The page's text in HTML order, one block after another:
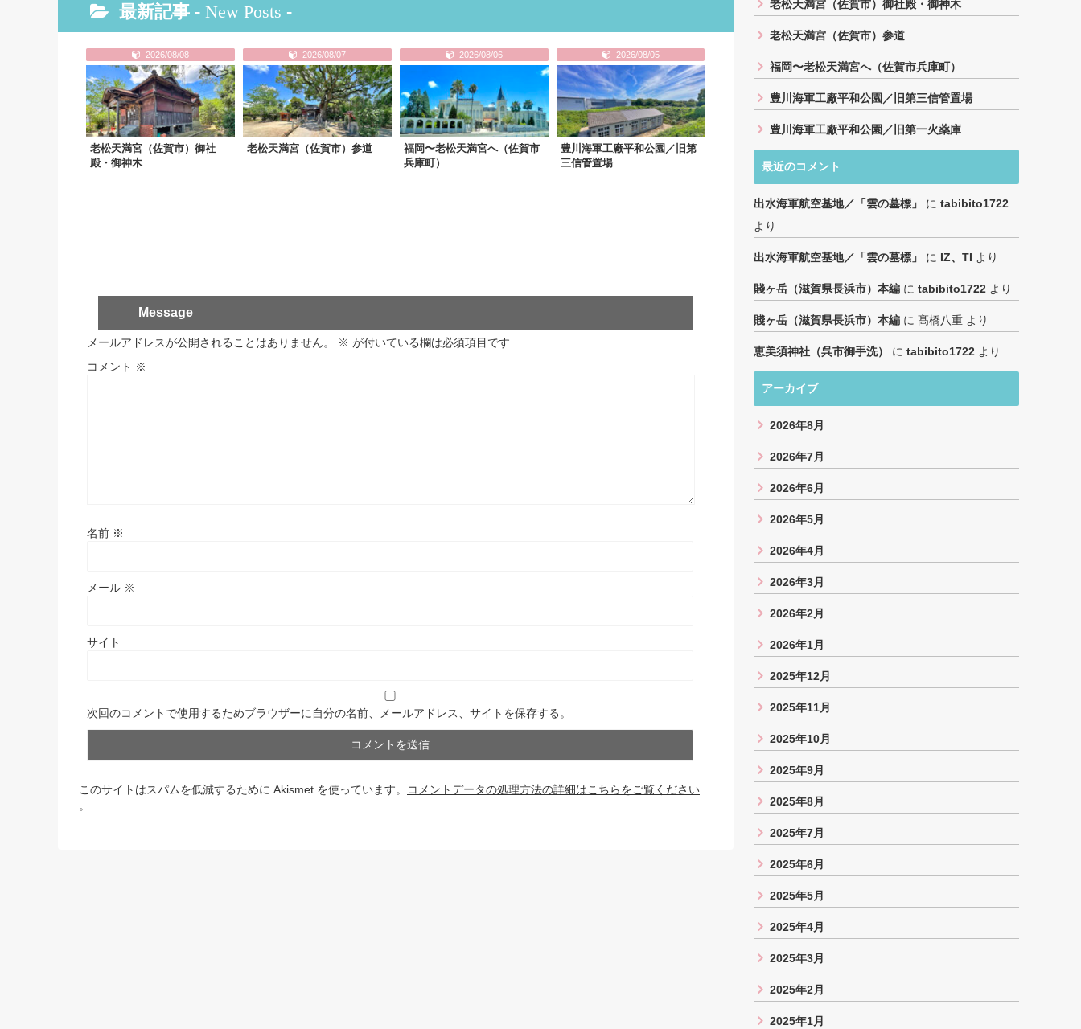
最新記事 - New Posts -
2026/08/08
老松天満宮（佐賀市）御社
殿・御神木
2026/08/07
老松天満宮（佐賀市）参道
2026/08/06
福岡〜老松天満宮へ（佐賀市
兵庫町）
2026/08/05
豊川海軍工廠平和公園／旧第
三信管置場
Message
メールアドレスが公開されることはありません。 ※ が付いている欄は必須項目です
コメント ※
名前 ※
メール ※
サイト
次回のコメントで使用するためブラウザーに自分の名前、メールアドレス、サイトを保存する。
このサイトはスパムを低減するために Akismet を使っています。
コメントデータの処理方法の詳細はこちらをご覧ください
。
老松天満宮（佐賀市）御社殿・御神木
老松天満宮（佐賀市）参道
福岡〜老松天満宮へ（佐賀市兵庫町）
豊川海軍工廠平和公園／旧第三信管置場
豊川海軍工廠平和公園／旧第一火薬庫
最近のコメント
出水海軍航空基地／「雲の墓標」 に tabibito1722
より
出水海軍航空基地／「雲の墓標」 に IZ、TI より
賤ヶ岳（滋賀県長浜市）本編 に tabibito1722 より
賤ヶ岳（滋賀県長浜市）本編 に 髙橋八重 より
恵美須神社（呉市御手洗） に tabibito1722 より
アーカイブ
2026年8月
2026年7月
2026年6月
2026年5月
2026年4月
2026年3月
2026年2月
2026年1月
2025年12月
2025年11月
2025年10月
2025年9月
2025年8月
2025年7月
2025年6月
2025年5月
2025年4月
2025年3月
2025年2月
2025年1月